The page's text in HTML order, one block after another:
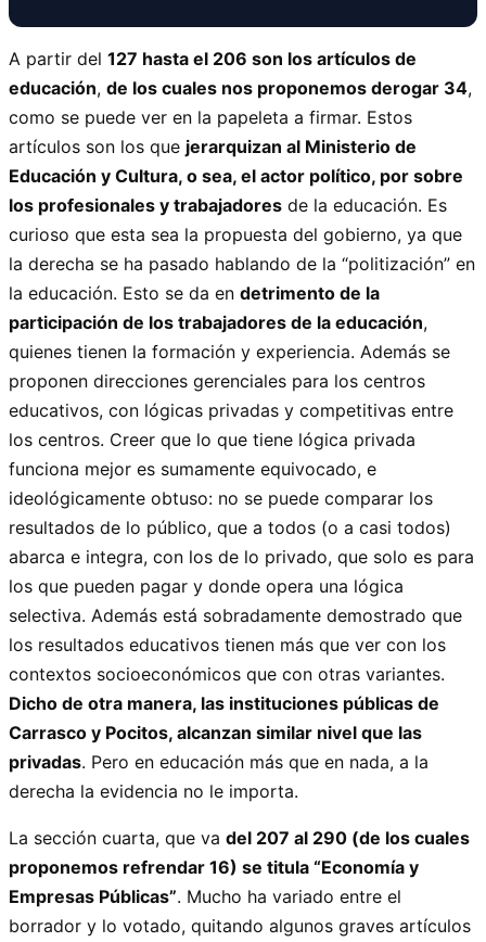
A partir del 127 hasta el 206 son los artículos de
educación, de los cuales nos proponemos derogar 34,
como se puede ver en la papeleta a firmar. Estos
artículos son los que jerarquizan al Ministerio de
Educación y Cultura, o sea, el actor político, por sobre
los profesionales y trabajadores de la educación. Es
curioso que esta sea la propuesta del gobierno, ya que
la derecha se ha pasado hablando de la “politización” en
la educación. Esto se da en detrimento de la
participación de los trabajadores de la educación,
quienes tienen la formación y experiencia. Además se
proponen direcciones gerenciales para los centros
educativos, con lógicas privadas y competitivas entre
los centros. Creer que lo que tiene lógica privada
funciona mejor es sumamente equivocado, e
ideológicamente obtuso: no se puede comparar los
resultados de lo público, que a todos (o a casi todos)
abarca e integra, con los de lo privado, que solo es para
los que pueden pagar y donde opera una lógica
selectiva. Además está sobradamente demostrado que
los resultados educativos tienen más que ver con los
contextos socioeconómicos que con otras variantes.
Dicho de otra manera, las instituciones públicas de
Carrasco y Pocitos, alcanzan similar nivel que las
privadas. Pero en educación más que en nada, a la
derecha la evidencia no le importa.
La sección cuarta, que va del 207 al 290 (de los cuales
proponemos refrendar 16) se titula “Economía y
Empresas Públicas”. Mucho ha variado entre el
borrador y lo votado, quitando algunos graves artículos